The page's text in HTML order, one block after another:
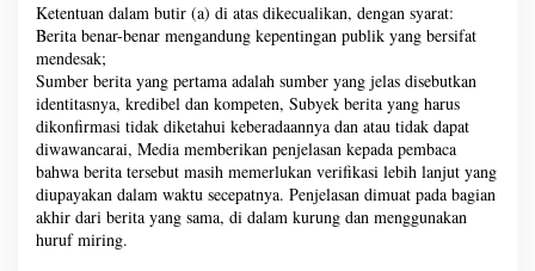
Ketentuan dalam butir (a) di atas dikecualikan, dengan syarat:
Berita benar-benar mengandung kepentingan publik yang bersifat
mendesak;
Sumber berita yang pertama adalah sumber yang jelas disebutkan
identitasnya, kredibel dan kompeten, Subyek berita yang harus
dikonfirmasi tidak diketahui keberadaannya dan atau tidak dapat
diwawancarai, Media memberikan penjelasan kepada pembaca
bahwa berita tersebut masih memerlukan verifikasi lebih lanjut yang
diupayakan dalam waktu secepatnya. Penjelasan dimuat pada bagian
akhir dari berita yang sama, di dalam kurung dan menggunakan
huruf miring.